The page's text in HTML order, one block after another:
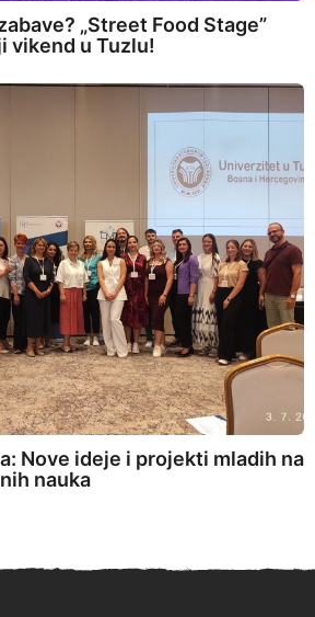
„Street Food Stage”
vikend u Tuzlu!
Nove ideje i projekti mladih na
nauka